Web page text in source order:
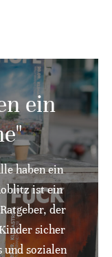
ein
haben ein
ist ein
der
sicher
und sozialen